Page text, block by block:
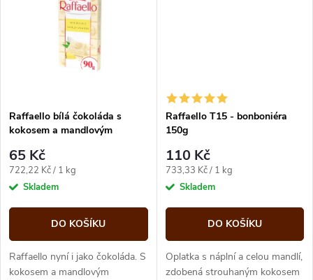
Raffaello bílá čokoláda s
kokosem a mandlovým
65 Kč
Měrná
cena:
722,22 Kč / 1 kg
Skladem
DO KOŠÍKU
Raffaello nyní i jako čokoláda. S
kokosem a mandlovým
Raffaello T15 - bonboniéra
150g
110 Kč
Měrná
cena:
733,33 Kč / 1 kg
Skladem
DO KOŠÍKU
Oplatka s náplní a celou mandlí,
zdobená strouhaným kokosem